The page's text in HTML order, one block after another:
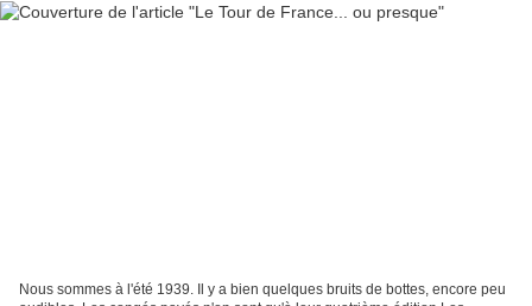
Nous sommes à l'été 1939. Il y a bien quelques bruits de bottes, encore peu